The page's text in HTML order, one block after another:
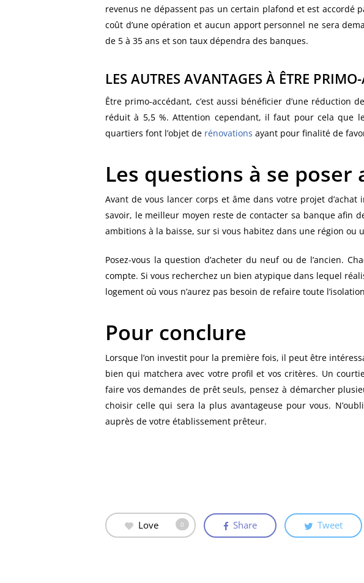
revenus ne dépassent pas un certain plafond et est accordé
coût d’une opération et aucun apport personnel ne sera
de 5 à 35 ans et son taux dépendra des banques.
LES AUTRES AVANTAGES À ÊTRE
Être primo-accédant, c’est aussi bénéficier d’une
réduit à 5,5 %. Attention cependant, il faut pour cela que
quartiers font l’objet de rénovations ayant pour finalité de
Les questions à se poser
Avant de vous lancer corps et âme dans votre projet d’achat
savoir, le meilleur moyen reste de contacter sa banque afin
ambitions à la baisse, sur si vous habitez dans une région ou
Posez-vous la question d’acheter du neuf ou de l’ancien.
compte. Si vous recherchez un bien atypique dans lequel
logement où vous n’aurez pas besoin de refaire toute
Pour conclure
Lorsque l’on investit pour la première fois, il peut être
bien qui matchera avec votre profil et vos critères. Un
faire vos demandes de prêt seuls, pensez à démarcher
choisir celle qui sera la plus avantageuse pour vous.
auprès de votre établissement prêteur.
Love 0 Share Tweet